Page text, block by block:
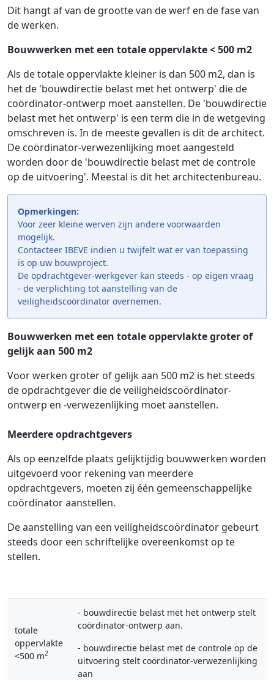
Dit hangt af van de grootte van de werf en de fase van
de werken.
Bouwwerken met een totale oppervlakte < 500 m2
Als de totale oppervlakte kleiner is dan 500 m2, dan is
het de 'bouwdirectie belast met het ontwerp' die de
coördinator-ontwerp moet aanstellen. De 'bouwdirectie
belast met het ontwerp' is een term die in de wetgeving
omschreven is. In de meeste gevallen is dit de architect.
De coördinator-verwezenlijking moet aangesteld
worden door de 'bouwdirectie belast met de controle
op de uitvoering'. Meestal is dit het architectenbureau.
Opmerkingen:
Voor zeer kleine werven zijn andere voorwaarden
mogelijk.
Contacteer IBEVE indien u twijfelt wat er van toepassing
is op uw bouwproject.
De opdrachtgever-werkgever kan steeds - op eigen vraag
- de verplichting tot aanstelling van de
veiligheidscoördinator overnemen.
Bouwwerken met een totale oppervlakte groter of
gelijk aan 500 m2
Voor werken groter of gelijk aan 500 m2 is het steeds
de opdrachtgever die de veiligheidscoördinator-
ontwerp en -verwezenlijking moet aanstellen.
Meerdere opdrachtgevers
Als op eenzelfde plaats gelijktijdig bouwwerken worden
uitgevoerd voor rekening van meerdere
opdrachtgevers, moeten zij één gemeenschappelijke
coördinator aanstellen.
De aanstelling van een veiligheidscoördinator gebeurt
steeds door een schriftelijke overeenkomst op te
stellen.
totale
oppervlakte
<500 m2
- bouwdirectie belast met het ontwerp stelt
coördinator-ontwerp aan.
- bouwdirectie belast met de controle op de
uitvoering stelt coördinator-verwezenlijking
aan